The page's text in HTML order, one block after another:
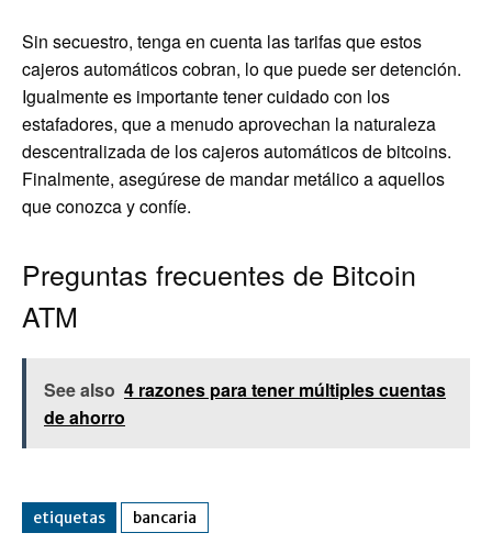
Sin secuestro, tenga en cuenta las tarifas que estos
cajeros automáticos cobran, lo que puede ser detención.
Igualmente es importante tener cuidado con los
estafadores, que a menudo aprovechan la naturaleza
descentralizada de los cajeros automáticos de bitcoins.
Finalmente, asegúrese de mandar metálico a aquellos
que conozca y confíe.
Preguntas frecuentes de Bitcoin
ATM
See also 4 razones para tener múltiples cuentas
de ahorro
etiquetas bancaria